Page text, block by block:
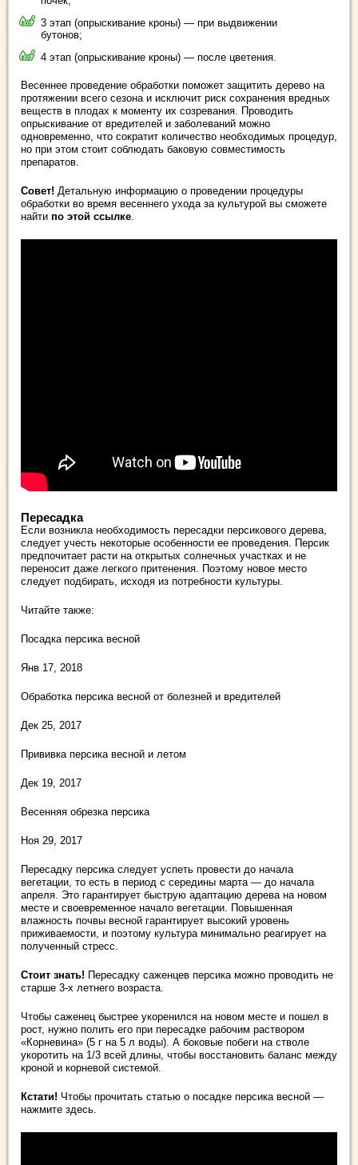
3 этап (опрыскивание кроны) — при выдвижении
бутонов;
4 этап (опрыскивание кроны) — после цветения.
Весеннее проведение обработки поможет защитить дерево на
протяжении всего сезона и исключит риск сохранения вредных
веществ в плодах к моменту их созревания. Проводить
опрыскивание от вредителей и заболеваний можно
одновременно, что сократит количество необходимых процедур,
но при этом стоит соблюдать баковую совместимость
препаратов.
Совет! Детальную информацию о проведении процедуры
обработки во время весеннего ухода за культурой вы сможете
найти по этой ссылке.
Пересадка
Если возникла необходимость пересадки персикового дерева,
следует учесть некоторые особенности ее проведения. Персик
предпочитает расти на открытых солнечных участках и не
переносит даже легкого притенения. Поэтому новое место
следует подбирать, исходя из потребности культуры.
Читайте также:
Посадка персика весной
Янв 17, 2018
Обработка персика весной от болезней и вредителей
Дек 25, 2017
Прививка персика весной и летом
Дек 19, 2017
Весенняя обрезка персика
Ноя 29, 2017
Пересадку персика следует успеть провести до начала
вегетации, то есть в период с середины марта — до начала
апреля. Это гарантирует быструю адаптацию дерева на новом
месте и своевременное начало вегетации. Повышенная
влажность почвы весной гарантирует высокий уровень
приживаемости, и поэтому культура минимально реагирует на
полученный стресс.
Стоит знать! Пересадку саженцев персика можно проводить не
старше 3-х летнего возраста.
Чтобы саженец быстрее укоренился на новом месте и пошел в
рост, нужно полить его при пересадке рабочим раствором
«Корневина» (5 г на 5 л воды). А боковые побеги на стволе
укоротить на 1/3 всей длины, чтобы восстановить баланс между
кроной и корневой системой.
Кстати! Чтобы прочитать статью о посадке персика весной —
нажмите здесь.